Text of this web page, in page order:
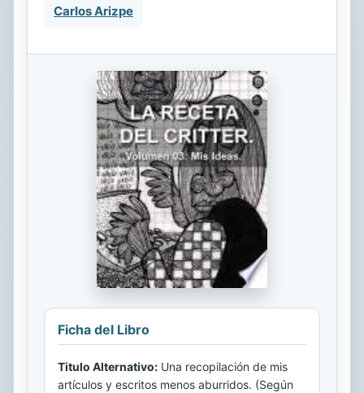
Carlos Arizpe
Ficha del Libro
Titulo Alternativo: Una recopilación de mis
artículos y escritos menos aburridos. (Según